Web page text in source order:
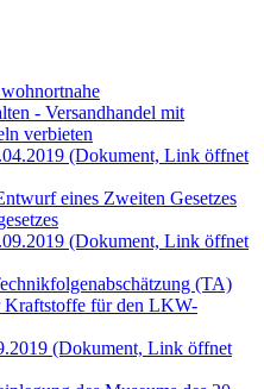
- Versandhandel mit
verbieten
(Dokument, Link öffnet
eines Zweiten Gesetzes
(Dokument, Link öffnet
(TA)
Kraftstoffe für den LKW-
(Dokument, Link öffnet